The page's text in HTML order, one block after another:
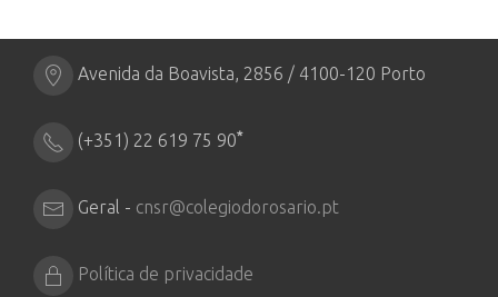
Avenida da Boavista, 2856 / 4100-120 Porto
(+351) 22 619 75 90*
Geral - cnsr@colegiodorosario.pt
Política de privacidade